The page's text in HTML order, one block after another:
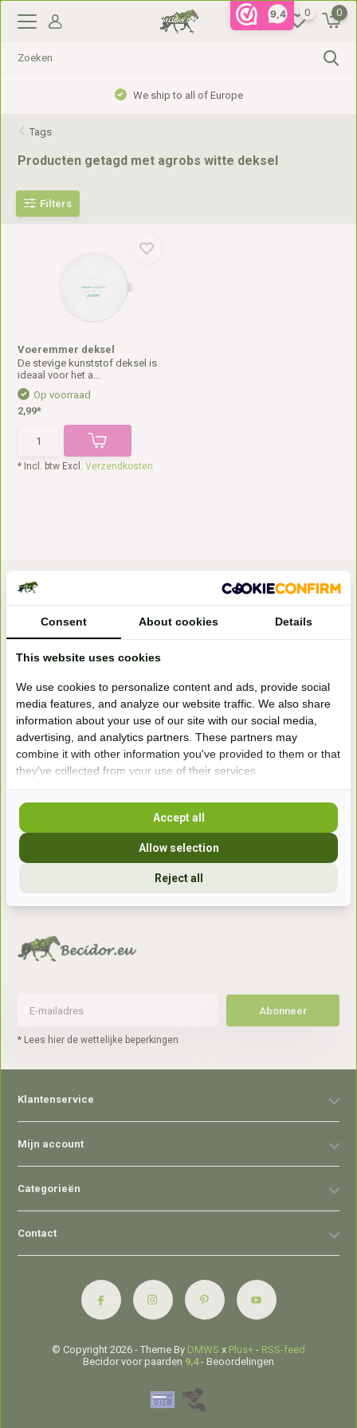
9,4 0 0
We ship to all of Europe
Tags
Producten getagd met agrobs witte deksel
Filters
Voeremmer deksel
De stevige kunststof deksel is
ideaal voor het a...
Op voorraad
2,99*
* Incl. btw Excl.Verzendkosten
winkel
Handelsweg 6a
7041gx 's-Heerenberg
aan de Duitse grens, aan de A12/A3
+31 (0) 639755891
Abonneer
* Lees hier de wettelijke beperkingen
Klantenservice
Mijn account
Categorieën
Contact
© Copyright 2026 - Theme By DMWS x Plus+ - RSS-feed
Becidor voor paarden 9,4- Beoordelingen
Consent About cookies Details
This website uses cookies
We use cookies to personalize content and ads, provide social
media features, and analyze our website traffic. We also share
information about your use of our site with our social media,
advertising, and analytics partners. These partners may
combine it with other information you've provided to them or that
they've collected from your use of their services.
Reject all
Allow selection
Accept all